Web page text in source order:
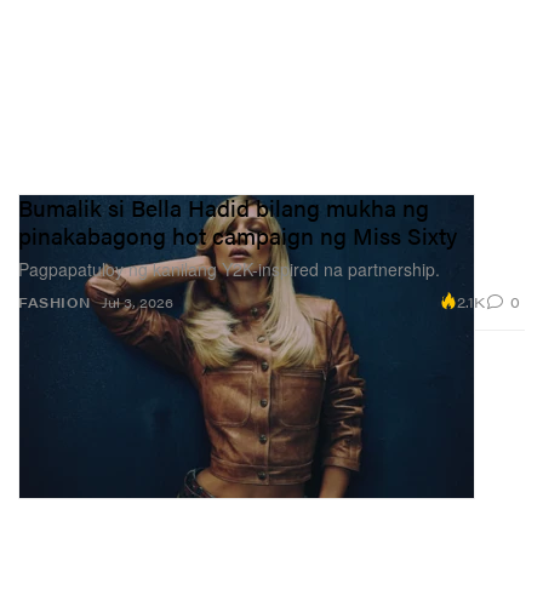
FASHION
Bumalik si Bella Hadid bilang mukha ng
pinakabagong hot campaign ng Miss Sixty
Pagpapatuloy ng kanilang Y2K-inspired na partnership.
Jul 3, 2026 2.1K 0